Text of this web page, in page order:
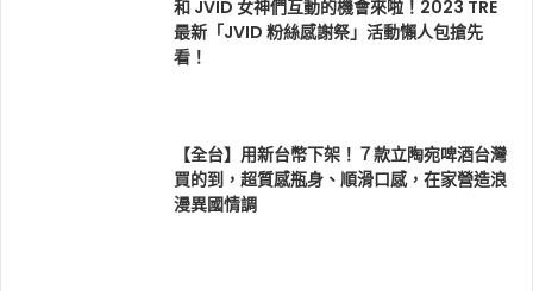
和 JVID 女神們互動的機會來啦！2023 TRE
最新「JVID 粉絲感謝祭」活動懶人包搶先
看！
【全台】用新台幣下架！７款立陶宛啤酒台灣
買的到，超質感瓶身、順滑口感，在家營造浪
漫異國情調